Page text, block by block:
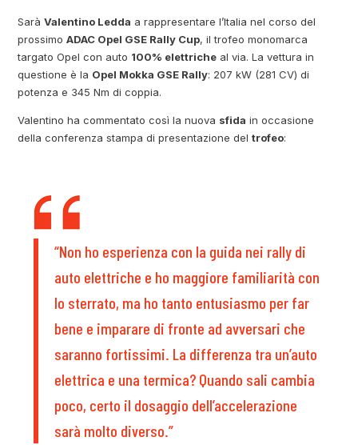
SaràValentino Ledda a rappresentare l’Italia nel corso del
prossimoADAC Opel GSE Rally Cup, il trofeo monomarca
targato Opel con auto 100% elettriche al via. La vettura in
questione è la Opel Mokka GSE Rally: 207 kW (281 CV) di
potenza e 345 Nm di coppia.
Valentino ha commentato così la nuova sfida in occasione
della conferenza stampa di presentazione deltrofeo:
“Non ho esperienza con la guida nei rally di
auto elettriche e ho maggiore familiarità con
lo sterrato, ma ho tanto entusiasmo per far
bene e imparare di fronte ad avversari che
saranno fortissimi. La differenza tra un’auto
elettrica e una termica? Quando sali cambia
poco, certo il dosaggio dell’accelerazione
sarà molto diverso.”